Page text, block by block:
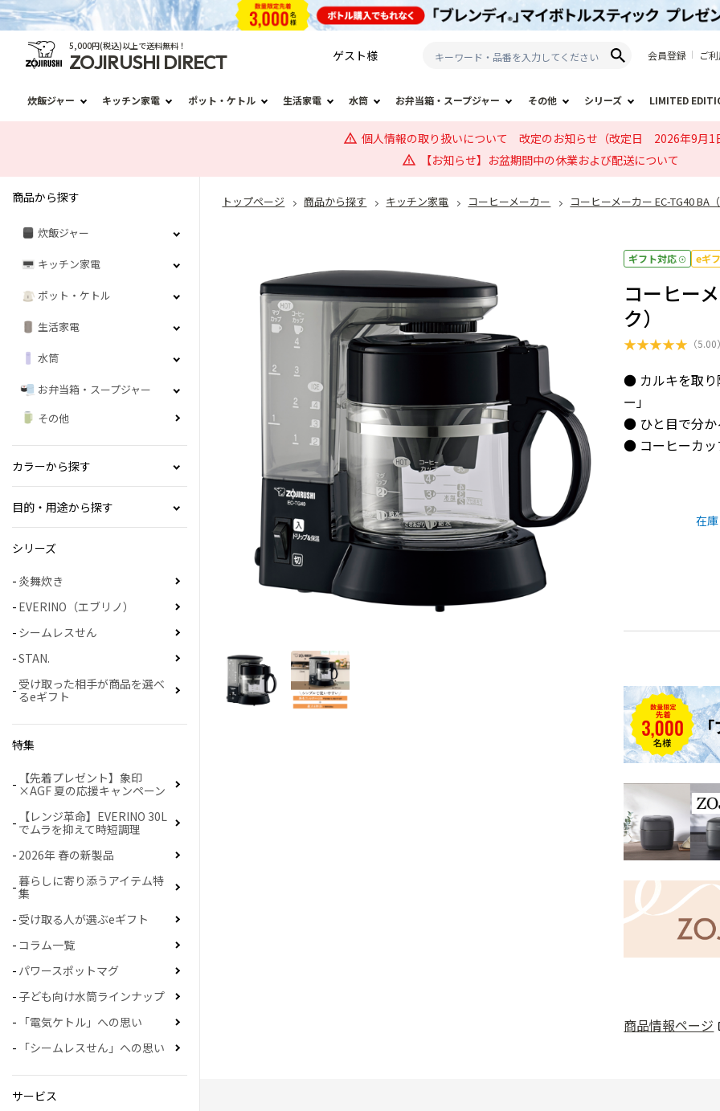
5,000円(税込)以上で送料無料！
ZOJIRUSHI DIRECT ゲスト様 会員登録 ご
炊飯ジャー キッチン家電 ポット・ケトル 生活家電 水筒 お弁当箱・スープジャー その他 シリーズ LIMITED
個人情報の取り扱いについて 改定のお知らせ（改定日 2026年9月1
【お知らせ】お盆期間中の休業および配送について
トップページ 商品から探す キッチン家電 コーヒーメーカー コーヒーメーカー EC-TG40 BA
ギフト対応 eギ
コーヒー
ク）
★★★★★ （5.00）
● カルキを取り
ー」
● ひと目で分か
● コーヒーカッ
在
商品情報ページ
商品から探す
炊飯ジャー
キッチン家電
ポット・ケトル
生活家電
水筒
お弁当箱・スープジャー
その他
カラーから探す
目的・用途から探す
シリーズ
炎舞炊き
EVERINO（エブリノ）
シームレスせん
STAN.
受け取った相手が商品を選べ
るeギフト
特集
【先着プレゼント】象印
×AGF 夏の応援キャンペーン
【レンジ革命】EVERINO 30L
でムラを抑えて時短調理
2026年 春の新製品
暮らしに寄り添うアイテム特
集
受け取る人が選ぶeギフト
コラム一覧
パワースポットマグ
子ども向け水筒ラインナップ
「電気ケトル」への思い
「シームレスせん」への思い
サービス